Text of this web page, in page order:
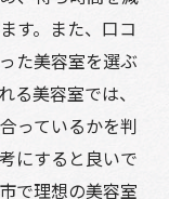
す。また、口コ
た美容室を選ぶ
る美容室では、
っているかを判
にすると良いで
で理想の美容室